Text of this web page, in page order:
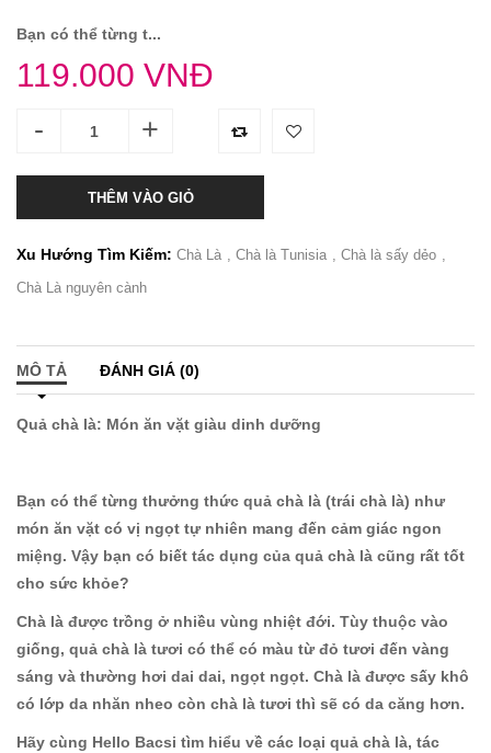
Bạn có thể từng t...
119.000 VNĐ
- +
THÊM VÀO GIỎ
Xu Hướng Tìm Kiếm: Chà Là Chà là Tunisia
Chà là sấy dẻo
Chà Là nguyên cành
MÔ TẢ ĐÁNH GIÁ (0)
Quả chà là: Món ăn vặt giàu dinh dưỡng
Bạn có thể từng thưởng thức quả chà là (trái chà là) như
món ăn vặt có vị ngọt tự nhiên mang đến cảm giác ngon
miệng. Vậy bạn có biết tác dụng của quả chà là cũng rất tốt
cho sức khỏe?
Chà là được trồng ở nhiều vùng nhiệt đới. Tùy thuộc vào
giống, quả chà là tươi có thể có màu từ đỏ tươi đến vàng
sáng và thường hơi dai dai, ngọt ngọt. Chà là được sấy khô
có lớp da nhăn nheo còn chà là tươi thì sẽ có da căng hơn.
Hãy cùng Hello Bacsi tìm hiểu về các loại quả chà là, tác